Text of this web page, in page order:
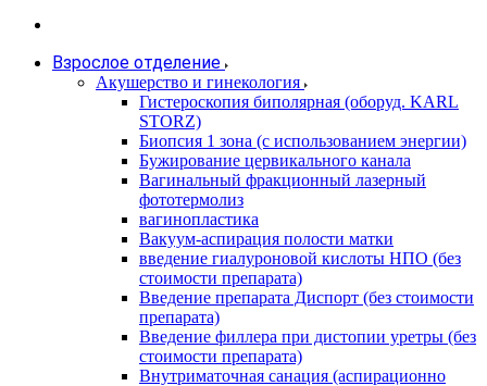
Взрослое отделение
Акушерство и гинекология
Гистероскопия биполярная (оборуд. KARL
STORZ)
Биопсия 1 зона (с использованием энергии)
Бужирование цервикального канала
Вагинальный фракционный лазерный
фототермолиз
вагинопластика
Вакуум-аспирация полости матки
введение гиалуроновой кислоты НПО (без
стоимости препарата)
Введение препарата Диспорт (без стоимости
препарата)
Введение филлера при дистопии уретры (без
стоимости препарата)
Внутриматочная санация (аспирационно